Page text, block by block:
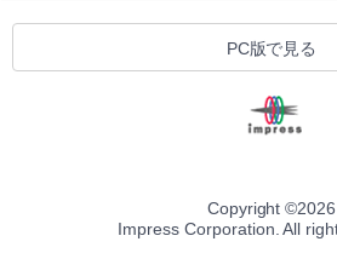
PC版で見る
Copyright ©2026
Impress Corporation. All